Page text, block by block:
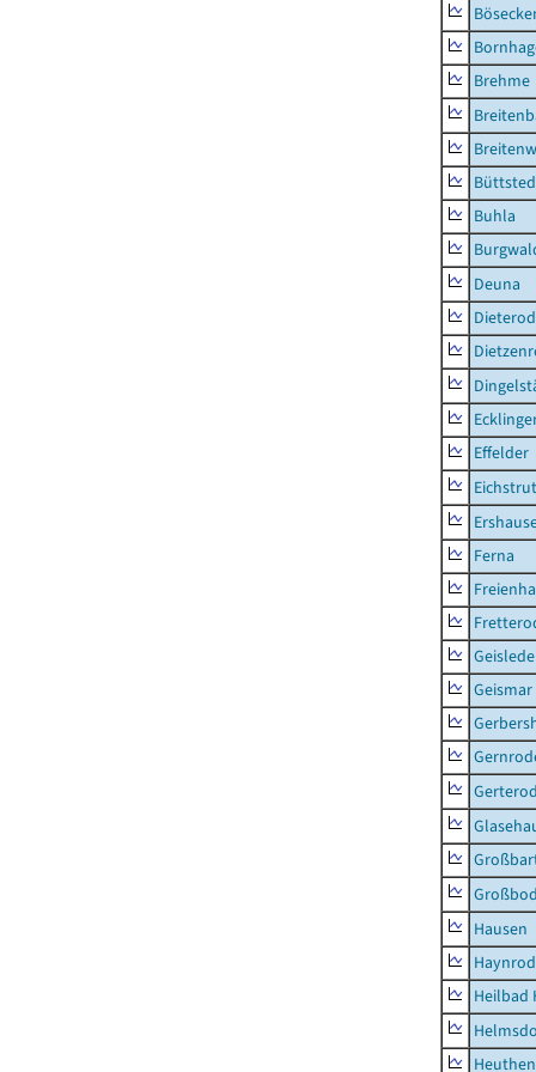
Brehme
Buhla
Deuna
Effelder
Ferna
Geismar
Hausen
Heilbad
Heuthen